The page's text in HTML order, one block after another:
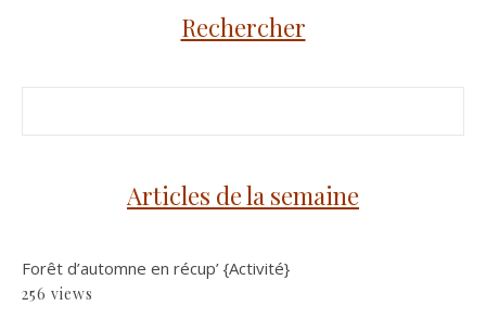
Rechercher
Articles de la semaine
Forêt d’automne en récup’ {Activité}
256 views